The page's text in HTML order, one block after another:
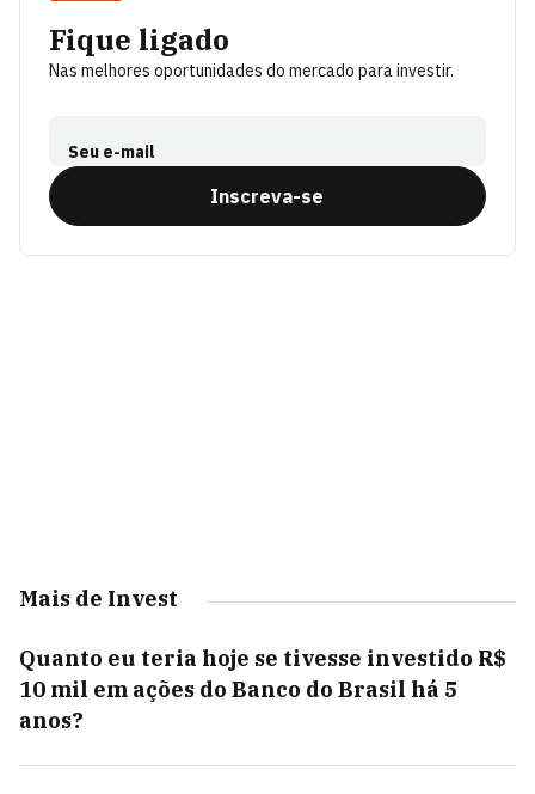
Fique ligado
Nas melhores oportunidades do mercado para investir.
Seu e-mail
Inscreva-se
Mais de Invest
Quanto eu teria hoje se tivesse investido R$
10 mil em ações do Banco do Brasil há 5
anos?